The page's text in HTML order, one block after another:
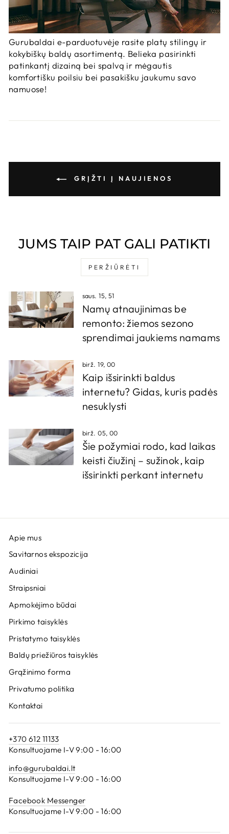
Gurubaldai e-parduotuvėje rasite platų stilingų ir
kokybiškų baldų asortimentą. Belieka pasirinkti
patinkantį dizainą bei spalvą ir mėgautis
komfortišku poilsiu bei pasakišku jaukumu savo
namuose!
GRĮŽTI Į NAUJIENOS
JUMS TAIP PAT GALI PATIKTI
PERŽIŪRĖTI
saus. 15, 51
Namų atnaujinimas be
remonto: žiemos sezono
sprendimai jaukiems namams
birž. 19, 00
Kaip išsirinkti baldus
internetu? Gidas, kuris padės
nesuklysti
birž. 05, 00
Šie požymiai rodo, kad laikas
keisti čiužinį – sužinok, kaip
išsirinkti perkant internetu
Apie mus
Savitarnos ekspozicija
Audiniai
Straipsniai
Apmokėjimo būdai
Pirkimo taisyklės
Pristatymo taisyklės
Baldų priežiūros taisyklės
Grąžinimo forma
Privatumo politika
Kontaktai
+370 612 11133
Konsultuojame I-V 9:00 - 16:00
info@gurubaldai.lt
Konsultuojame I-V 9:00 - 16:00
Facebook Messenger
Konsultuojame I-V 9:00 - 16:00